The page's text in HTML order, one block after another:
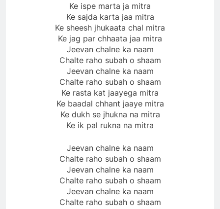
Ke ispe marta ja mitra
Ke sajda karta jaa mitra
Ke sheesh jhukaata chal mitra
Ke jag par chhaata jaa mitra
Jeevan chalne ka naam
Chalte raho subah o shaam
Jeevan chalne ka naam
Chalte raho subah o shaam
Ke rasta kat jaayega mitra
Ke baadal chhant jaaye mitra
Ke dukh se jhukna na mitra
Ke ik pal rukna na mitra
Jeevan chalne ka naam
Chalte raho subah o shaam
Jeevan chalne ka naam
Chalte raho subah o shaam
Jeevan chalne ka naam
Chalte raho subah o shaam